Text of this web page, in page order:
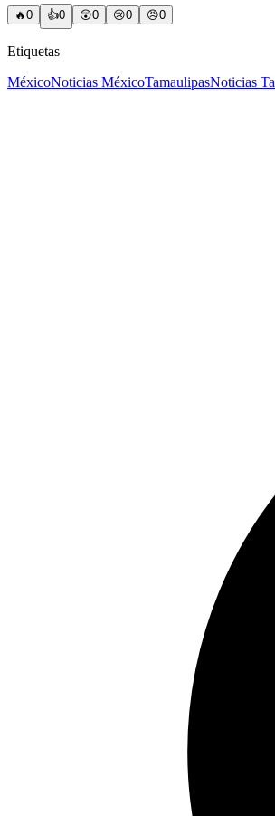
🔥0 👍0 😲0 😢0 😠0
Etiquetas
MéxicoNoticias MéxicoTamaulipasNoticias